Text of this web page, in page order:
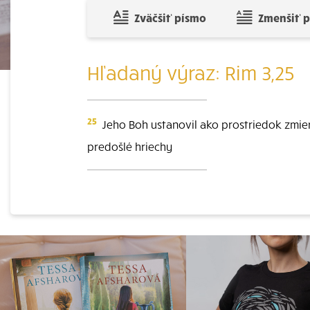
Zväčšiť písmo Zmenšiť
Hľadaný výraz: Rim 3,25
25 Jeho Boh ustanovil ako prostriedok
predošlé hriechy